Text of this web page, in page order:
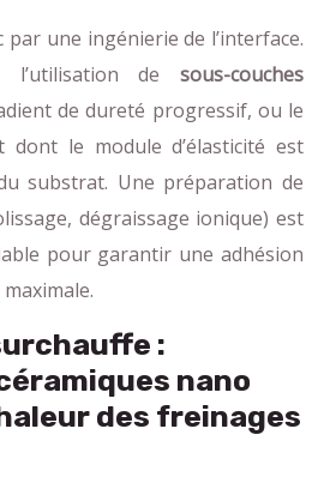
une ingénierie de l’interface.
l’utilisation de sous-couches
de dureté progressif, ou le
dont le module d’élasticité est
substrat. Une préparation de
dégraissage ionique) est
pour garantir une adhésion
:
nano
des freinages